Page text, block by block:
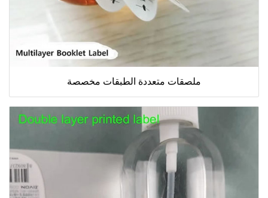
ملصقات متعددة الطبقات مخصصة